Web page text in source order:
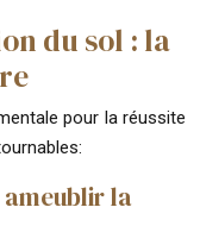
du sol : la
pour la réussite
la